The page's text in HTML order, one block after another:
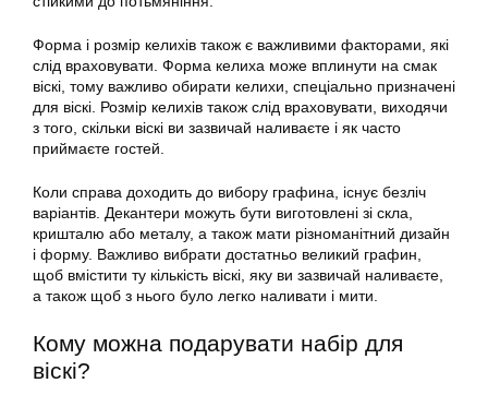
Форма і розмір келихів також є важливими факторами, які
слід враховувати. Форма келиха може вплинути на смак
віскі, тому важливо обирати келихи, спеціально призначені
для віскі. Розмір келихів також слід враховувати, виходячи
з того, скільки віскі ви зазвичай наливаєте і як часто
приймаєте гостей.
Коли справа доходить до вибору графина, існує безліч
варіантів. Декантери можуть бути виготовлені зі скла,
кришталю або металу, а також мати різноманітний дизайн
і форму. Важливо вибрати достатньо великий графин,
щоб вмістити ту кількість віскі, яку ви зазвичай наливаєте,
а також щоб з нього було легко наливати і мити.
Кому можна подарувати набір для
віскі?